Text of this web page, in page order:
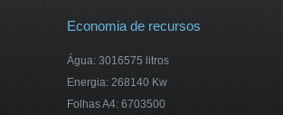
Economia de recursos
Água: 3016575 litros
Energia: 268140 Kw
Folhas A4: 6703500